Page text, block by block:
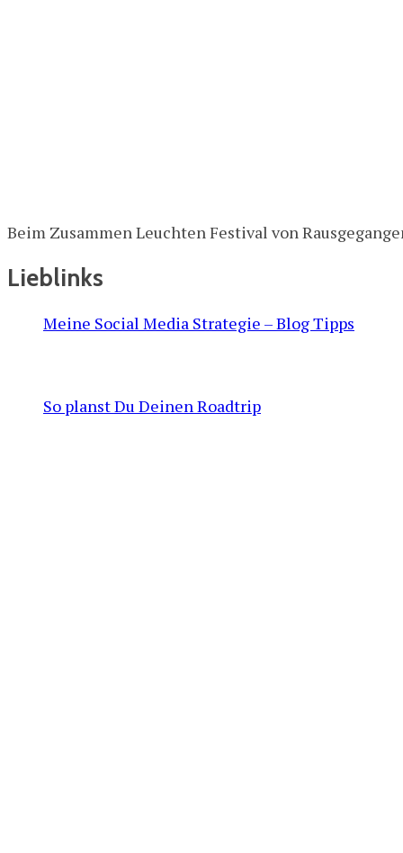
Beim Zusammen Leuchten Festival von
Lieblinks
Meine Social Media Strategie – Blog Tipps
So planst Du Deinen Roadtrip